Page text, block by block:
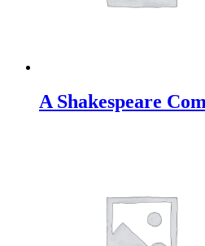
A Shakespeare